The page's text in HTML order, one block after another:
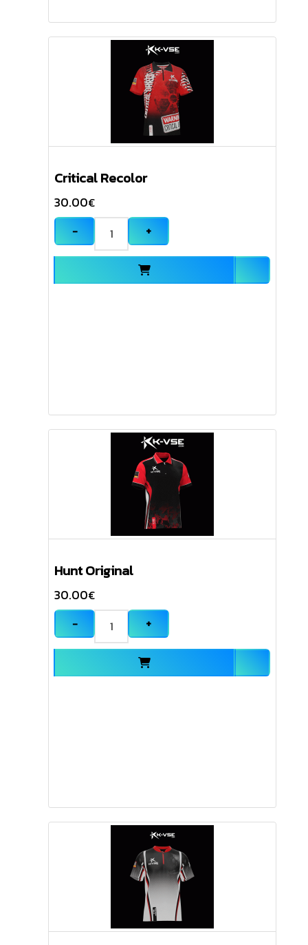
Critical Recolor
30.00€
−
+
Hunt Original
30.00€
−
+